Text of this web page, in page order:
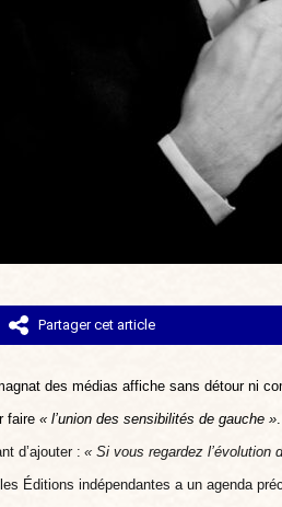
Partager cet article
des médias affiche sans détour ni
faire « l’union des sensibilités de gauche »
d’ajouter : « Si vous regardez l’évolution
Éditions indépendantes a un agenda